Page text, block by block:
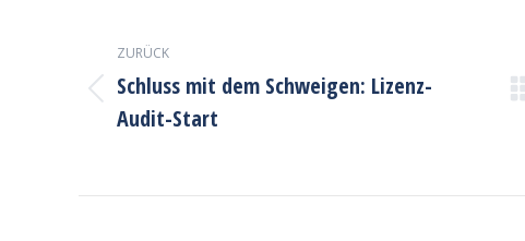
ZURÜCK
Vorheriger
Beitrag:
Schluss mit dem Schweigen: Lizenz-
Audit-Start